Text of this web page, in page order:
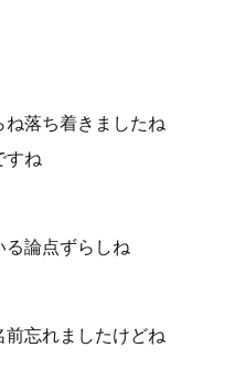
ね落ち着きましたね
すね
る論点ずらしね
前忘れましたけどね